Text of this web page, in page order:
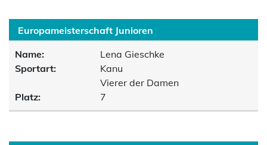
Europameisterschaft Junioren
Name:
Lena Gieschke
Sportart:
Kanu
Vierer der Damen
Platz:
7